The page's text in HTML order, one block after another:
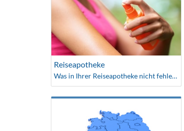
Reiseapotheke
Was in Ihrer Reiseapotheke nicht fehlen darf